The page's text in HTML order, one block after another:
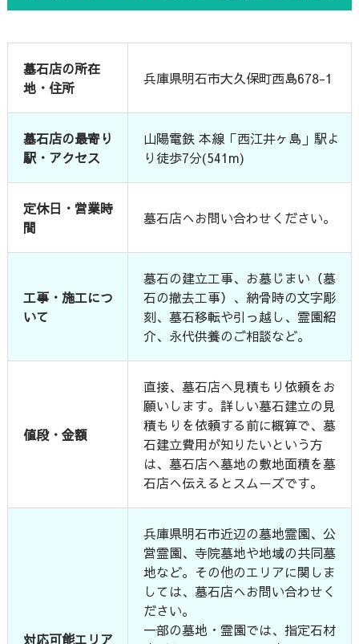
墓石店の所在
地・住所
兵庫県明石市大久保町西島678-1
墓石店の最寄り
駅・アクセス
山陽電鉄 本線「西江井ヶ島」駅よ
り徒歩7分(541m)
定休日・営業時
間
墓石店へお問い合わせください。
工事・施工につ
いて
墓石の建立工事、お墓じまい（墓
石の撤去工事）、納骨時の文字彫
刻、墓石移転や引っ越し、霊園紹
介、永代供養のご相談など。
値段・金額
直接、墓石店へ見積もり依頼をお
願いします。詳しい墓石建立の見
積もりを依頼する前に概算で、墓
石建立費用が知りたいという方
は、墓石店へ墓地の敷地面積を墓
石店へ伝えるとスムーズです。
対応可能エリア
兵庫県明石市近辺の墓地霊園、公
営霊園、寺院墓地や地域の共同墓
地など。その他のエリアに関しま
しては、墓石店へお問い合わせく
ださい。
一部の墓地・霊園では、指定石材